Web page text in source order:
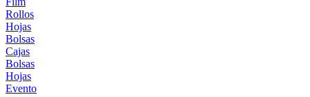
Rollos
Hojas
Bolsas
Cajas
Bolsas
Hojas
Evento